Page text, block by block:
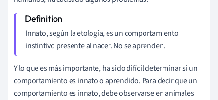
Innato, según la etología, es un comportamiento
instintivo presente al nacer. No se aprenden.
Y lo que es más importante, ha sido difícil determinar si un
comportamiento es innato o aprendido. Para decir que un
comportamiento es innato, debe observarse en animales